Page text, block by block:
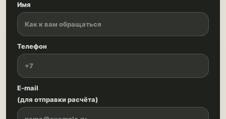
Имя
Телефон
E-mail
(для отправки расчёта)